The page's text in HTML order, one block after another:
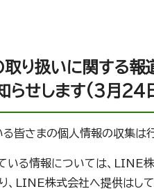
り扱いに関する報
らせします(3月24
皆さまの個人情報の収集は
ている情報については、
LINE株式会社へ提供はして